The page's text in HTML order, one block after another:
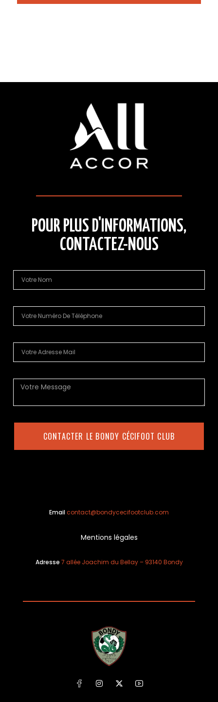
POUR PLUS D'INFORMATIONS,
CONTACTEZ-NOUS
CONTACTER LE BONDY CÉCIFOOT CLUB
Emailcontact@bondycecifootclub.com
Mentions légales
Adresse 7 allée Joachim du Bellay – 93140 Bondy